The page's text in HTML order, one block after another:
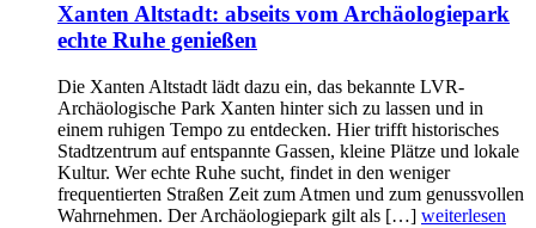
Xanten Altstadt: abseits vom Archäologiepark
echte Ruhe genießen
Die Xanten Altstadt lädt dazu ein, das bekannte LVR-
Archäologische Park Xanten hinter sich zu lassen und in
einem ruhigen Tempo zu entdecken. Hier trifft historisches
Stadtzentrum auf entspannte Gassen, kleine Plätze und lokale
Kultur. Wer echte Ruhe sucht, findet in den weniger
frequentierten Straßen Zeit zum Atmen und zum genussvollen
Wahrnehmen. Der Archäologiepark gilt als […] weiterlesen